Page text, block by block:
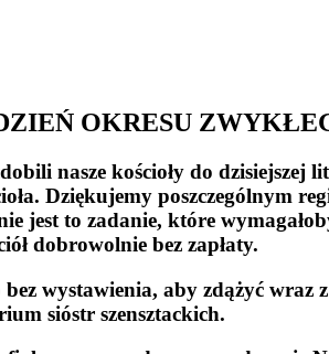
OKRESU
nasze kościoły do
Dziękujemy poszczególnym
jest to zadanie, które
dobrowolnie bez zapłaty.
wystawienia, aby zdążyć wraz
sióstr szensztackich.